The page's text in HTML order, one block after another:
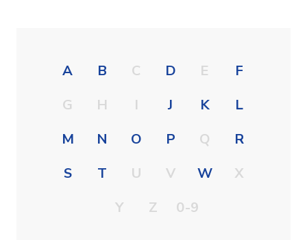
A B C D E
F
G
H I J K
L
M
N O P Q
R
S
T U V W
X
Y
Z 0-9